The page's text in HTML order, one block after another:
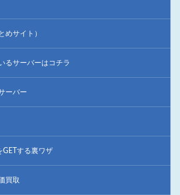
めサイト）
るサーバーはコチラ
ーバー
GETする裏ワザ
買取